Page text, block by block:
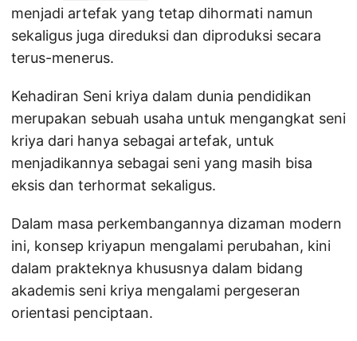
menjadi artefak yang tetap dihormati namun
sekaligus juga direduksi dan diproduksi secara
terus-menerus.
Kehadiran Seni kriya dalam dunia pendidikan
merupakan sebuah usaha untuk mengangkat seni
kriya dari hanya sebagai artefak, untuk
menjadikannya sebagai seni yang masih bisa
eksis dan terhormat sekaligus.
Dalam masa perkembangannya dizaman modern
ini, konsep kriyapun mengalami perubahan, kini
dalam prakteknya khususnya dalam bidang
akademis seni kriya mengalami pergeseran
orientasi penciptaan.